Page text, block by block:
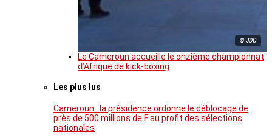
© JDC
Le Cameroun accueille le onzième championnat
d’Afrique de kick-boxing
Les plus lus
Cameroun : la présidence ordonne le déblocage de
près de 500 millions de F au profit des sélections
nationales